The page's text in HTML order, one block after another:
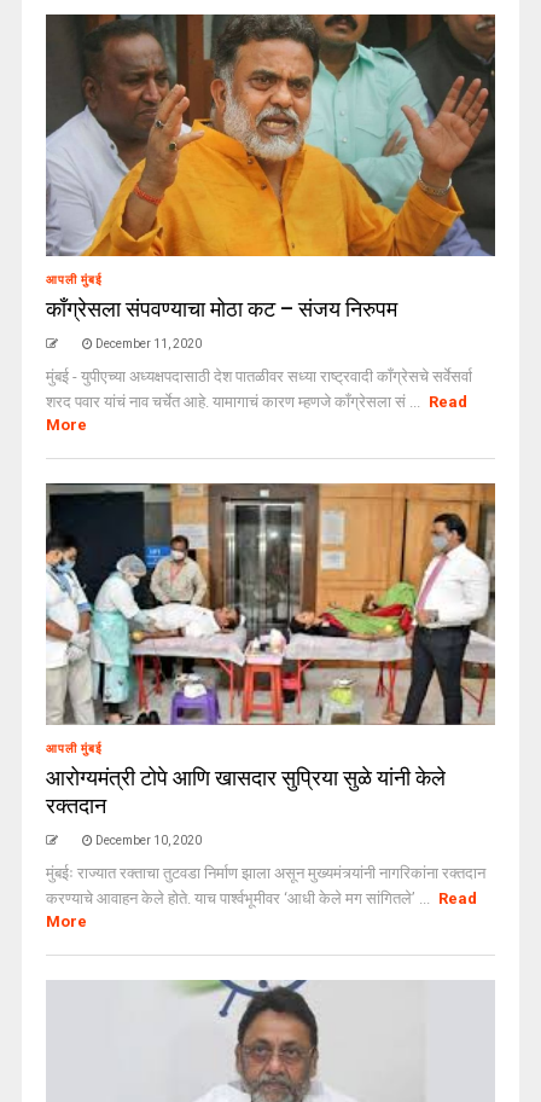
आपली मुंबई
काँग्रेसला संपवण्याचा मोठा कट – संजय निरुपम
December 11, 2020
मुंबई - युपीएच्या अध्यक्षपदासाठी देश पातळीवर सध्या राष्ट्रवादी काँग्रेसचे सर्वेसर्वा
शरद पवार यांचं नाव चर्चेत आहे. यामागाचं कारण म्हणजे काँग्रेसला सं ... Read
More
आपली मुंबई
आरोग्यमंत्री टोपे आणि खासदार सुप्रिया सुळे यांनी केले
रक्तदान
December 10, 2020
मुंबईः राज्यात रक्ताचा तुटवडा निर्माण झाला असून मुख्यमंत्र्यांनी नागरिकांना रक्तदान
करण्याचे आवाहन केले होते. याच पार्श्वभूमीवर ‘आधी केले मग सांगितले’ ... Read
More